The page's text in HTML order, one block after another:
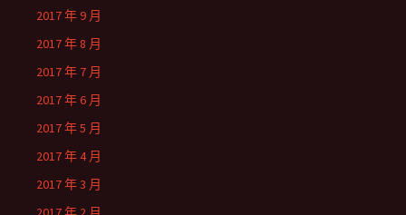
2017 年 9 月
2017 年 8 月
2017 年 7 月
2017 年 6 月
2017 年 5 月
2017 年 4 月
2017 年 3 月